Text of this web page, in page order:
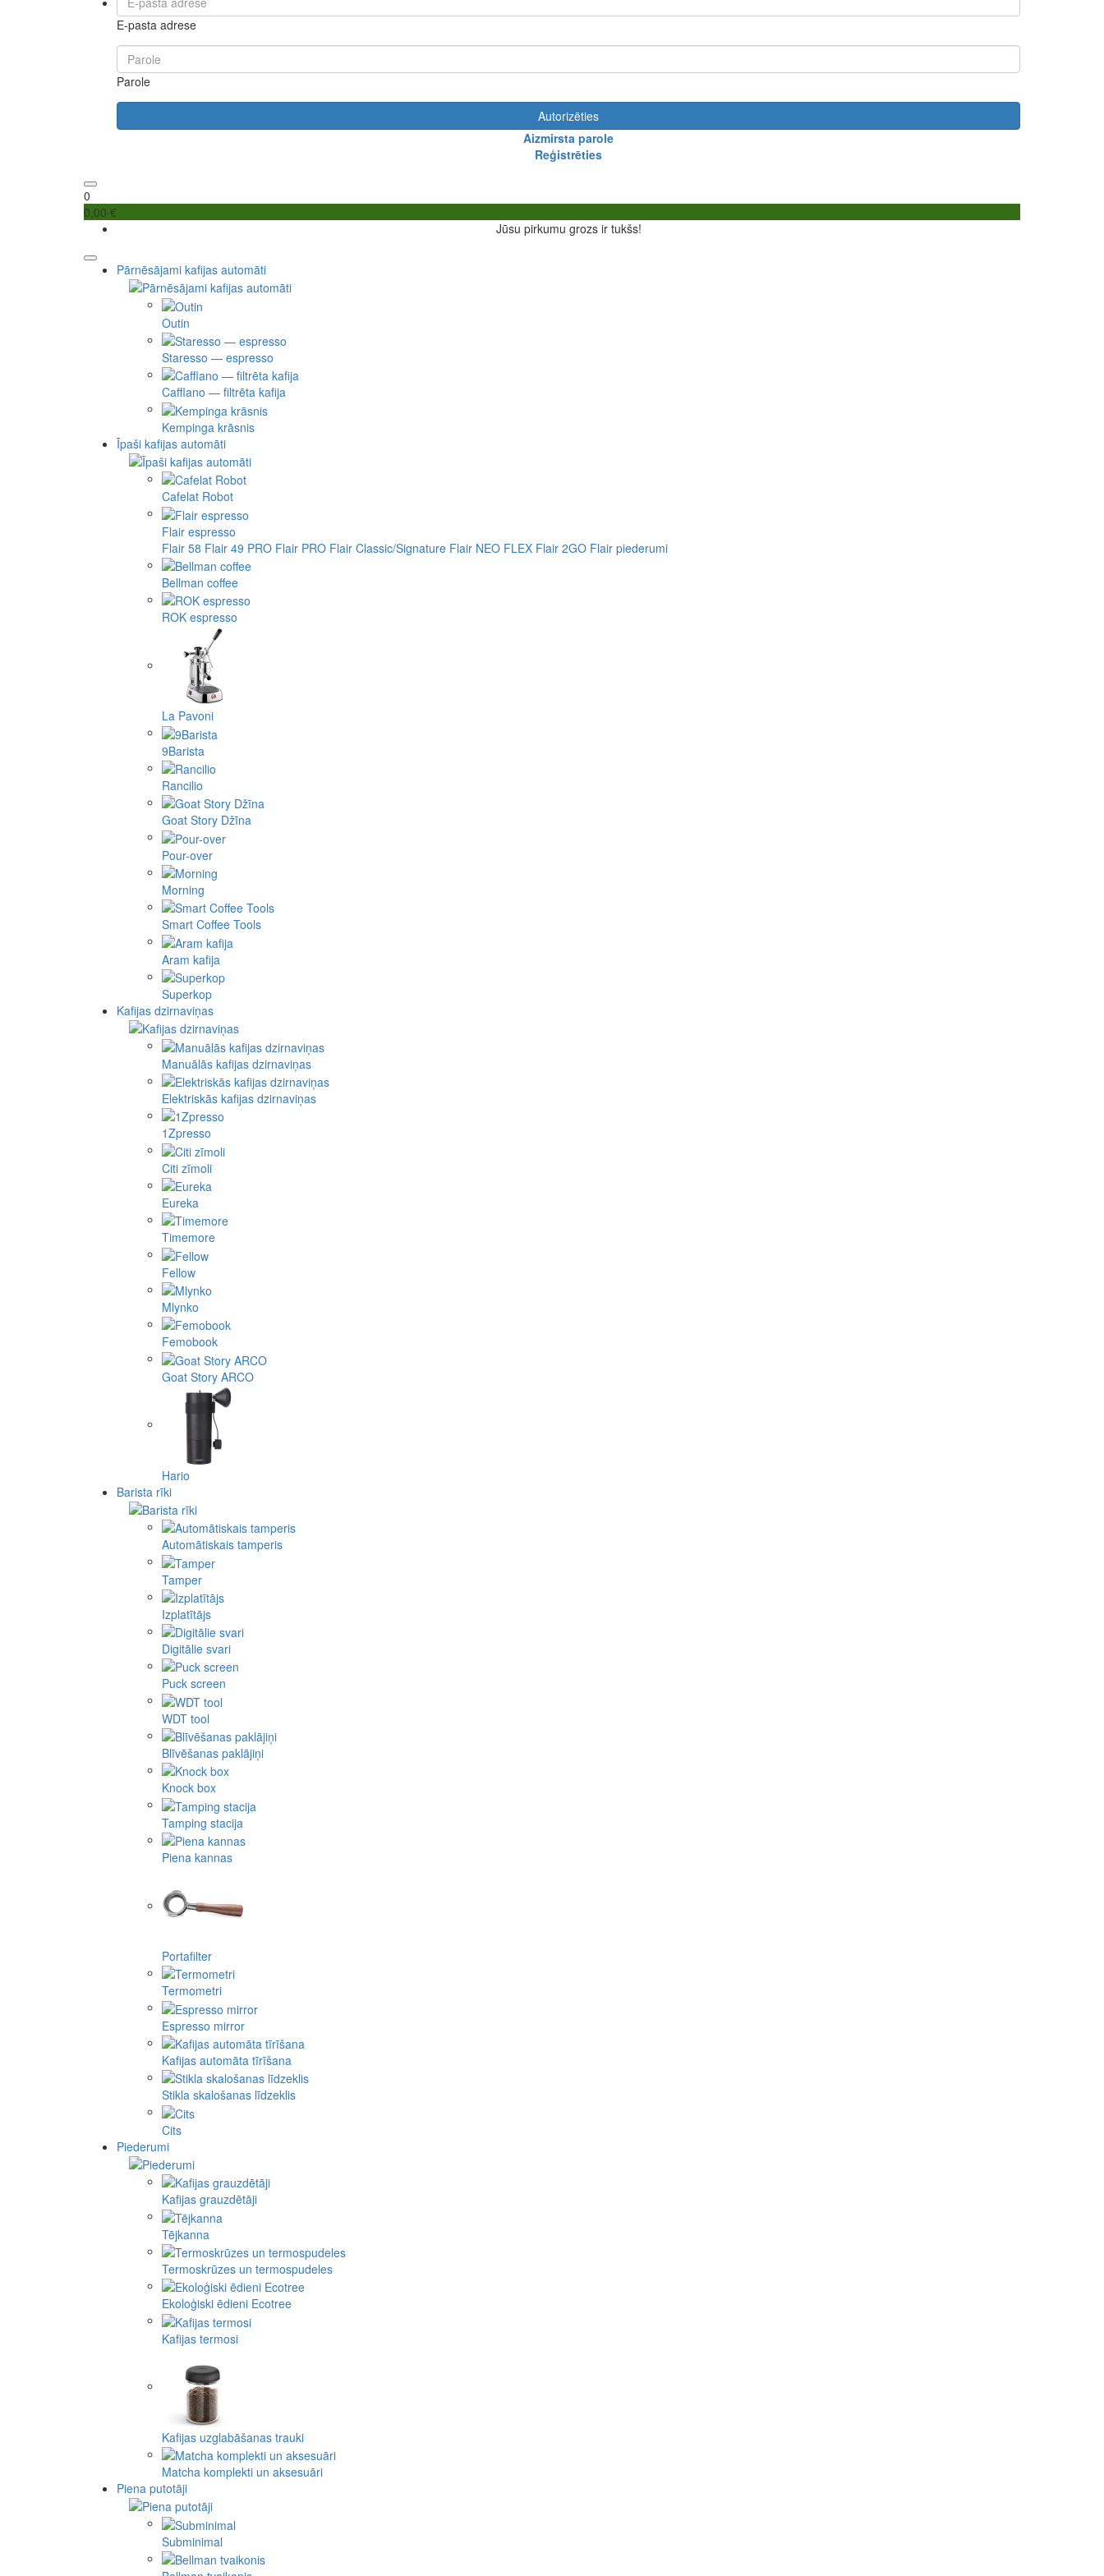
E-pasta adrese
Parole
Autorizēties
Aizmirsta parole
Reģistrēties
0
0,00 €
Jūsu pirkumu grozs ir tukšs!
Pārnēsājami kafijas automāti
Outin
Staresso — espresso
Cafflano — filtrēta kafija
Kempinga krāsnis
Īpaši kafijas automāti
Cafelat Robot
Flair espresso
Flair 58 Flair 49 PRO Flair PRO Flair Classic/Signature Flair NEO FLEX Flair 2GO Flair piederumi
Bellman coffee
ROK espresso
La Pavoni
9Barista
Rancilio
Goat Story Džīna
Pour-over
Morning
Smart Coffee Tools
Aram kafija
Superkop
Kafijas dzirnaviņas
Manuālās kafijas dzirnaviņas
Elektriskās kafijas dzirnaviņas
1Zpresso
Citi zīmoli
Eureka
Timemore
Fellow
Mlynko
Femobook
Goat Story ARCO
Hario
Barista rīki
Automātiskais tamperis
Tamper
Izplatītājs
Digitālie svari
Puck screen
WDT tool
Blīvēšanas paklājiņi
Knock box
Tamping stacija
Piena kannas
Portafilter
Termometri
Espresso mirror
Kafijas automāta tīrīšana
Stikla skalošanas līdzeklis
Cits
Piederumi
Kafijas grauzdētāji
Tējkanna
Termoskrūzes un termospudeles
Ekoloģiski ēdieni Ecotree
Kafijas termosi
Kafijas uzglabāšanas trauki
Matcha komplekti un aksesuāri
Piena putotāji
Subminimal